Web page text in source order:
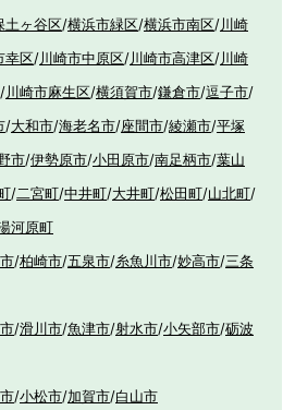
土ヶ谷区/横浜市緑区/横浜市南区/川崎
幸区/川崎市中原区/川崎市高津区/川崎
/川崎市麻生区/横須賀市/鎌倉市/逗子市/
/大和市/海老名市/座間市/綾瀬市/平塚
市/伊勢原市/小田原市/南足柄市/葉山
/二宮町/中井町/大井町/松田町/山北町/
河原町
/柏崎市/五泉市/糸魚川市/妙高市/三条
/滑川市/魚津市/射水市/小矢部市/砺波
/小松市/加賀市/白山市